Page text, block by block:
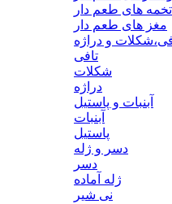
های طعم دار
مغز های طعم دار
و دراژه
تافی
شکلات
دراژه
آبنبات و پاستیل
آبنبات
پاستیل
دسر و ژله
دسر
ژله آماده
نی شیر